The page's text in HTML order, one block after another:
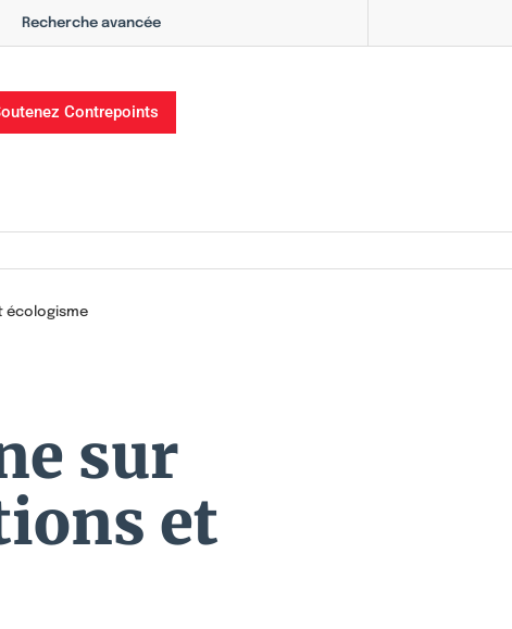
Recherche avancée
Contrepoints
écologisme
sur
et